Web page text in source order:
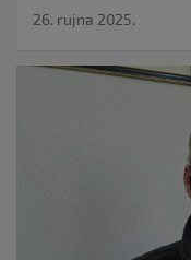
26. rujna 2025.